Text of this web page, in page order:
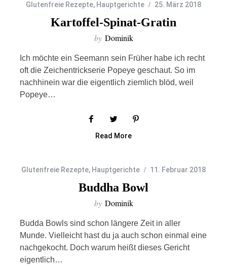
Glutenfreie Rezepte, Hauptgerichte 25. März 2018
Kartoffel-Spinat-Gratin
by Dominik
Ich möchte ein Seemann sein Früher habe ich recht
oft die Zeichentrickserie Popeye geschaut. So im
nachhinein war die eigentlich ziemlich blöd, weil
Popeye…
Read More
Glutenfreie Rezepte, Hauptgerichte 11. Februar 2018
Buddha Bowl
by Dominik
Budda Bowls sind schon längere Zeit in aller
Munde. Vielleicht hast du ja auch schon einmal eine
nachgekocht. Doch warum heißt dieses Gericht
eigentlich…